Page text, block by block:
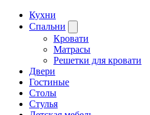
Кухни
Спальни
Кровати
Матрасы
Решетки для кровати
Двери
Гостиные
Столы
Стулья